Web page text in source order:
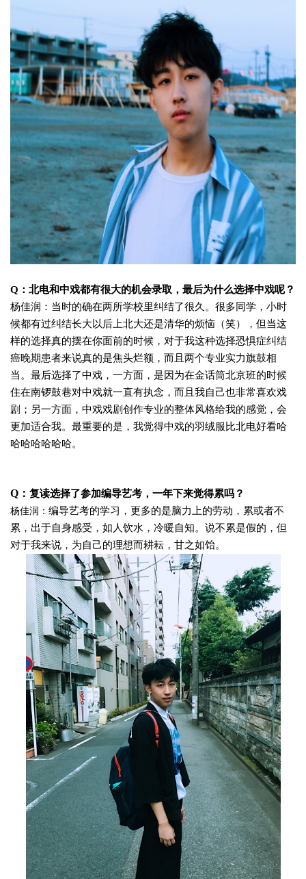
Q： 北电和中戏都有很大的机会录取，最后为什么选择中戏呢？
杨佳润： 当时的确在两所学校里纠结了很久。很多同学，小时
候都有过纠结长大以后上北大还是清华的烦恼（笑），但当这
样的选择真的摆在你面前的时候，对于我这种选择恐惧症纠结
癌晚期患者来说真的是焦头烂额，而且两个专业实力旗鼓相
当。最后选择了中戏，一方面，是因为在金话筒北京班的时候
住在南锣鼓巷对中戏就一直有执念，而且我自己也非常喜欢戏
剧；另一方面，中戏戏剧创作专业的整体风格给我的感觉，会
更加适合我。最重要的是，我觉得中戏的羽绒服比北电好看哈
哈哈哈哈哈哈。
Q： 复读选择了参加编导艺考，一年下来觉得累吗？
杨佳润： 编导艺考的学习，更多的是脑力上的劳动，累或者不
累，出于自身感受，如人饮水，冷暖自知。说不累是假的，但
对于我来说，为自己的理想而耕耘，甘之如饴。